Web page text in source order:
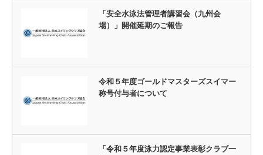
「安全水泳法管理者講習会（九州会
場）」開催延期のご報告
令和５年度ゴールドマスターズスイマー
称号付与者について
「令和５年度泳力認定事業表彰クラブ一